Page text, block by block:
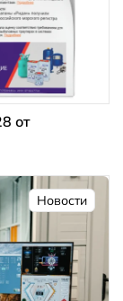
от
Новости